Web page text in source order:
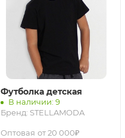
Футболка детская
В наличии: 9
Бренд: STELLAMODA
Оптовая от 20 000₽